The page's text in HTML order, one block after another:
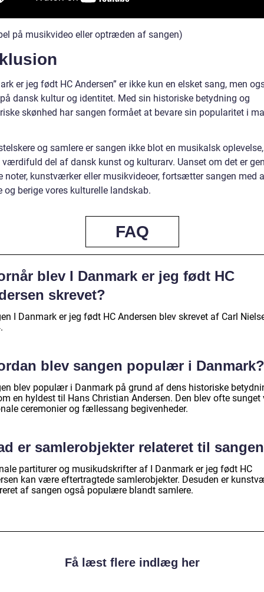
på musikvideo eller optræden af sangen)
er jeg født HC Andersen” er ikke kun en elsket sang, men
dansk kultur og identitet. Med sin historiske betydning og
skønhed har sangen formået at bevare sin popularitet i
og samlere er sangen ikke blot en musikalsk
værdifuld del af dansk kunst og kulturarv. Uanset om det er
noter, kunstværker eller musikvideoer, fortsætter sangen med
og berige vores kulturelle landskab.
FAQ
blev I Danmark er jeg født HC
skrevet?
I Danmark er jeg født HC Andersen blev skrevet af Carl
blev sangen populær i Danmark?
blev populær i Danmark på grund af dens historiske
en hyldest til Hans Christian Andersen. Den blev ofte sunget
ceremonier og fællessang begivenheder.
er samlerobjekter relateret til
partiturer og musikudskrifter af I Danmark er jeg født HC
kan være eftertragtede samlerobjekter. Desuden er
af sangen også populære blandt samlere.
Få læst flere indlæg her